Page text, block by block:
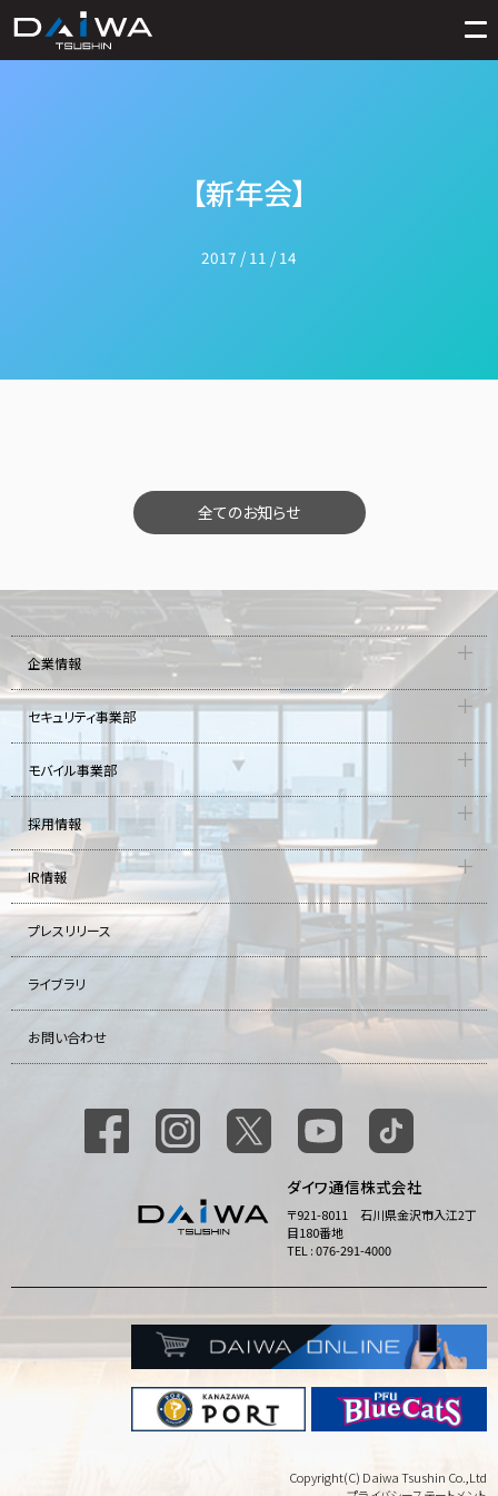
【新年会】
2017 / 11 / 14
全てのお知らせ
企業情報
セキュリティ事業部
モバイル事業部
採用情報
IR情報
プレスリリース
ライブラリ
お問い合わせ
ダイワ通信株式会社
〒921-8011 石川県金沢市入江2丁
目180番地
TEL : 076-291-4000
Copyright(C) Daiwa Tsushin Co.,Ltd